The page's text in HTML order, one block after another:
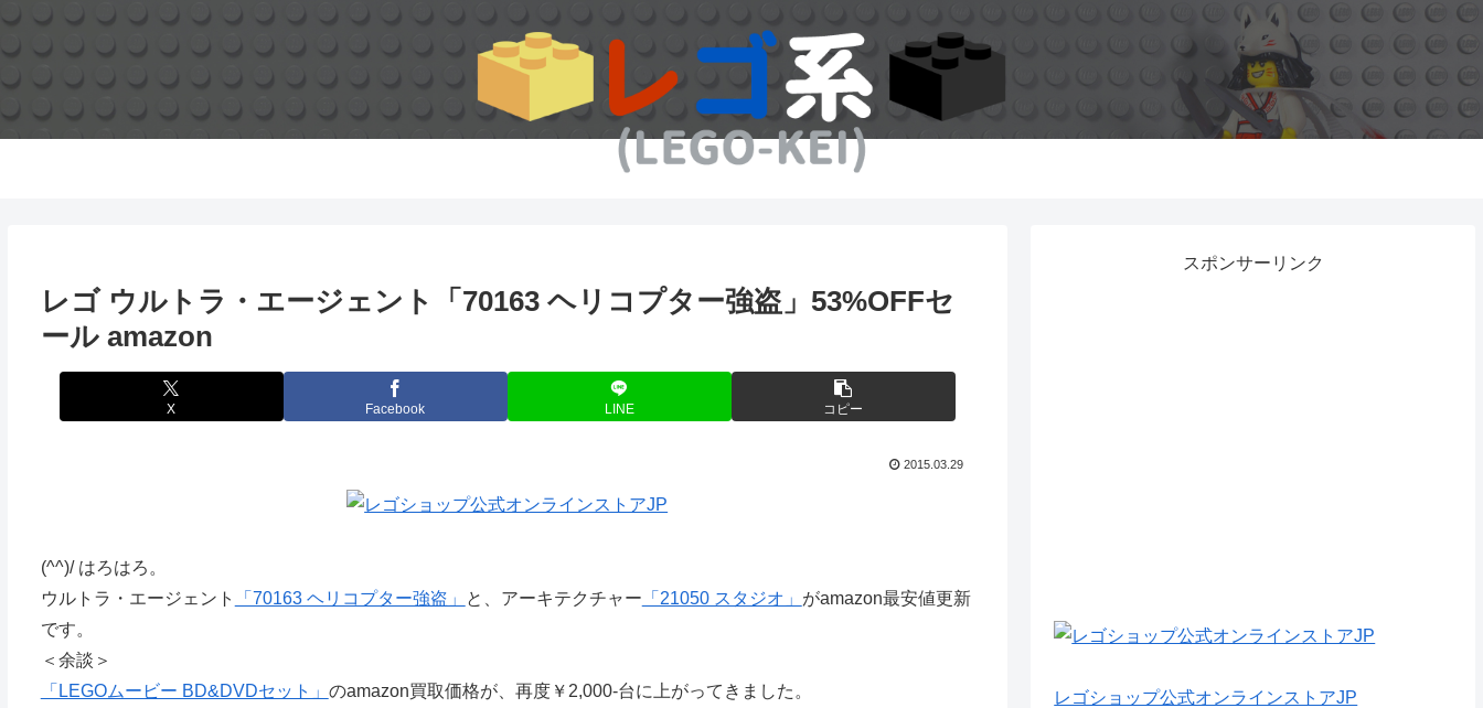
レゴ ウルトラ・エージェント「70163 ヘリコプター強盗」53%OFFセ
ール amazon
X Facebook LINE コピー
2015.03.29
(^^)/ はろはろ。
ウルトラ・エージェント
「70163 ヘリコプター強盗」 と、アーキテクチャー 「21050 スタジオ」 がamazon最安値更新
です。
＜余談＞
「LEGOムービー BD&DVDセット」 のamazon買取価格が、再度￥2,000-台に上がってきました。
スポンサーリンク
レゴショップ公式オンラインストアJP